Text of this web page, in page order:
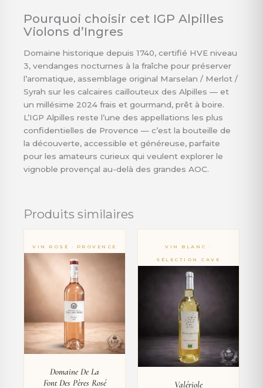
Pourquoi choisir cet IGP Alpilles
Violons d’Ingres
Domaine historique depuis 1740, certifié HVE niveau
3, vendanges nocturnes à la fraîche pour préserver
l’aromatique, assemblage original Marselan / Merlot /
Syrah sur les calcaires caillouteux des Alpilles — et
un millésime 2024 frais et gourmand, prêt à boire.
L’IGP Alpilles reste l’une des appellations les plus
confidentielles de Provence — c’est la bouteille de
la découverte, accessible et généreuse, parfaite
pour les amateurs curieux qui veulent explorer le
vignoble provençal au-delà des grandes AOC.
Produits similaires
Domaine De La
Font Des Pères Rosé
Valériole